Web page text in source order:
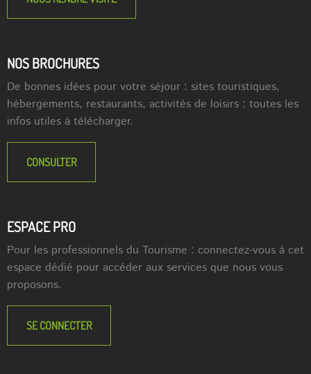
NOS BROCHURES
De bonnes idées pour votre séjour : sites touristiques,
hébergements, restaurants, activités de loisirs : toutes les
infos utiles à télécharger.
CONSULTER
ESPACE PRO
Pour les professionnels du Tourisme : connectez-vous à cet
espace dédié pour accéder aux services que nous vous
proposons.
SE CONNECTER